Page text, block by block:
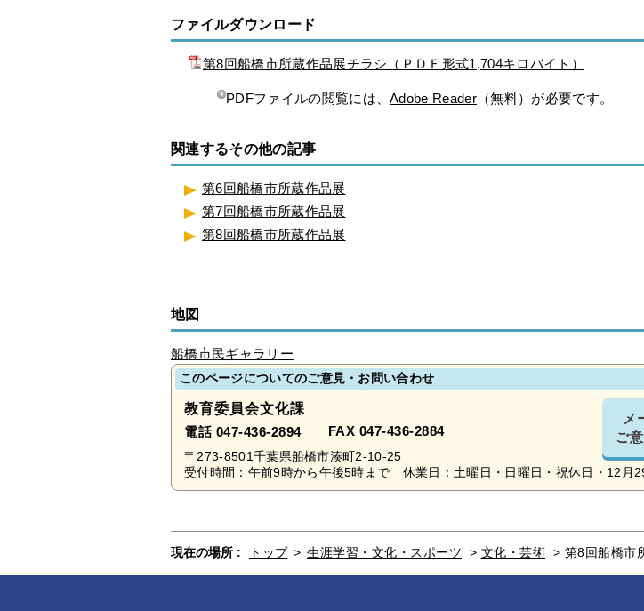
ファイルダウンロード
第8回船橋市所蔵作品展チラシ（ＰＤＦ形式1,704キロバイト）
PDFファイルの閲覧には、Adobe Reader （無料）が必要です。
関連するその他の記事
第6回船橋市所蔵作品展
第7回船橋市所蔵作品展
第8回船橋市所蔵作品展
地図
船橋市民ギャラリー
このページについてのご意見・お問い合わせ
教育委員会文化課
電話 047-436-2894 FAX 047-436-2884
メ
ご
〒273-8501千葉県船橋市湊町2-10-25
受付時間：午前9時から午後5時まで 休業日：土曜日・日曜日・祝休日・12月
現在の場所 : トップ > 生涯学習・文化・スポーツ > 文化・芸術 > 第8回船橋市